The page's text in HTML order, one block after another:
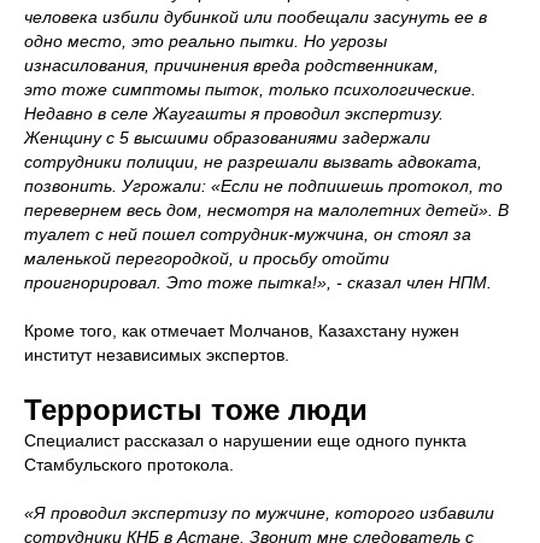
человека избили дубинкой или пообещали засунуть ее в
одно место, это реально пытки. Но угрозы
изнасилования, причинения вреда родственникам,
это тоже симптомы пыток, только психологические.
Недавно в селе Жаугашты я проводил экспертизу.
Женщину с 5 высшими образованиями задержали
сотрудники полиции, не разрешали вызвать адвоката,
позвонить. Угрожали: «Если не подпишешь протокол, то
перевернем весь дом, несмотря на малолетних детей». В
туалет с ней пошел сотрудник-мужчина, он стоял за
маленькой перегородкой, и просьбу отойти
проигнорировал. Это тоже пытка!», - сказал член НПМ.
Кроме того, как отмечает Молчанов, Казахстану нужен
институт независимых экспертов.
Террористы тоже люди
Специалист рассказал о нарушении еще одного пункта
Стамбульского протокола.
«Я проводил экспертизу по мужчине, которого избавили
сотрудники КНБ в Астане. Звонит мне следователь с